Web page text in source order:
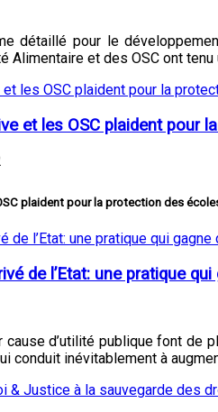
détaillé pour le
Alimentaire et des OSC ont
et les OSC plaident pour
plaident pour la protection des
de l’Etat: une pratique
d’utilité publique font de
conduit inévitablement à